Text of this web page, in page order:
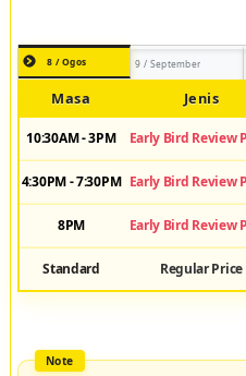
8 / Ogos 9 / September
Masa Jenis
10:30AM - 3PM Early Bird Review
4:30PM - 7:30PM Early Bird Review
8PM Early Bird Review
Standard Regular Price